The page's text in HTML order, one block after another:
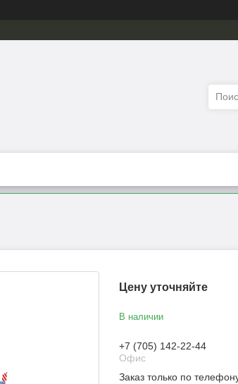
Цену уточняйте
В наличии
+7 (705) 142-22-44
Офис
Заказ только по